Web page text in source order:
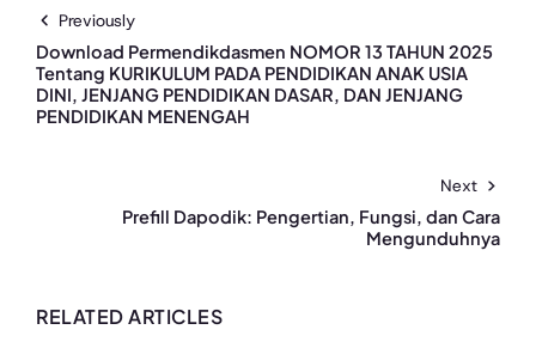
Previously
Download Permendikdasmen NOMOR 13 TAHUN 2025
Tentang KURIKULUM PADA PENDIDIKAN ANAK USIA
DINI, JENJANG PENDIDIKAN DASAR, DAN JENJANG
PENDIDIKAN MENENGAH
Next
Prefill Dapodik: Pengertian, Fungsi, dan Cara
Mengunduhnya
RELATED ARTICLES